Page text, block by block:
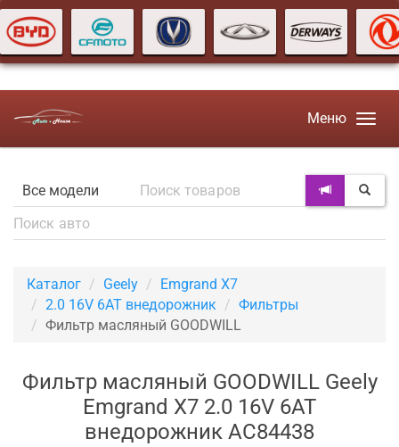
Меню
Каталог Geely
Emgrand X7
2.0 16V 6AT внедорожник
Фильтры
Фильтр масляный GOODWILL
Фильтр масляный GOODWILL Geely
Emgrand X7 2.0 16V 6AT
внедорожник AC84438